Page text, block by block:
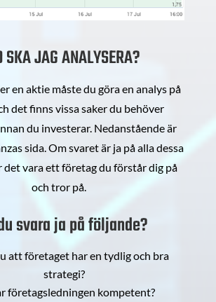
SKA JAG ANALYSERA?
en aktie måste du göra en analys på
det finns vissa saker du behöver
du investerar. Nedanstående är
sida. Om svaret är ja på alla dessa
det vara ett företag du förstår dig på
och tror på.
svara ja på följande?
att företaget har en tydlig och bra
strategi?
företagsledningen kompetent?